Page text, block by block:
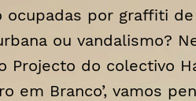
ocupadas por graffiti
ou vandalismo?
Projecto do colectivo
em Branco’, vamos